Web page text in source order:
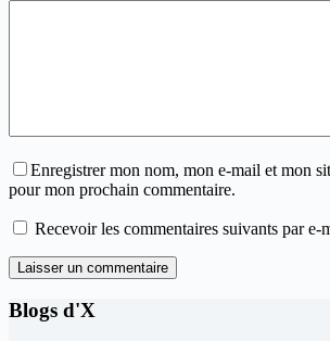
Enregistrer mon nom, mon e-mail et mon
pour mon prochain commentaire.
Recevoir les commentaires suivants par e-
Laisser un commentaire
Blogs d'X